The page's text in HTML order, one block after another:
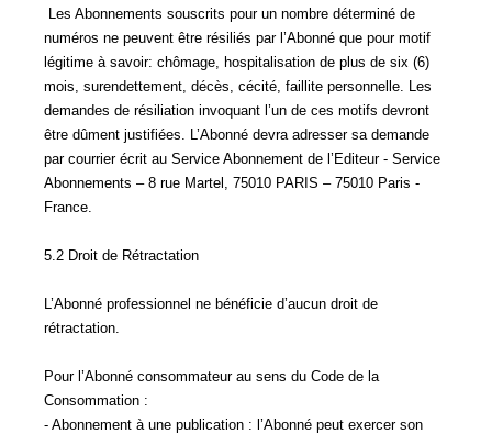
Les Abonnements souscrits pour un nombre déterminé de
numéros ne peuvent être résiliés par l’Abonné que pour motif
légitime à savoir: chômage, hospitalisation de plus de six (6)
mois, surendettement, décès, cécité, faillite personnelle. Les
demandes de résiliation invoquant l’un de ces motifs devront
être dûment justifiées. L’Abonné devra adresser sa demande
par courrier écrit au Service Abonnement de l’Editeur - Service
Abonnements – 8 rue Martel, 75010 PARIS – 75010 Paris -
France.
5.2 Droit de Rétractation
L’Abonné professionnel ne bénéficie d’aucun droit de
rétractation.
Pour l’Abonné consommateur au sens du Code de la
Consommation :
- Abonnement à une publication : l’Abonné peut exercer son